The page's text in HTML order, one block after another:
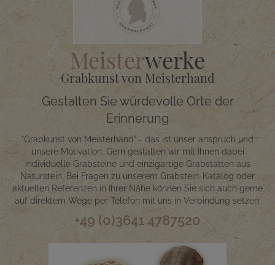
Meisterwerke
Grabkunst von Meisterhand
Gestalten Sie würdevolle Orte der
Erinnerung
"Grabkunst von Meisterhand" - das ist unser anspruch und
unsere Motivation. Gern gestalten wir mit Ihnen dabei
individuelle Grabsteine und einzigartige Grabstätten aus
Naturstein. Bei Fragen zu unserem Grabstein-Katalog oder
aktuellen Referenzen in Ihrer Nähe können Sie sich auch gerne
auf direktem Wege per Telefon mit uns in Verbindung setzen:
+49 (0)3641 4787520